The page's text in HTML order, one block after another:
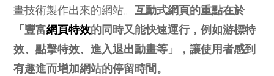
畫技術製作出來的網站。互動式網頁的重點在於
「豐富網頁特效的同時又能快速運行，例如游標特
效、點擊特效、進入退出動畫等」，讓使用者感到
有趣進而增加網站的停留時間。